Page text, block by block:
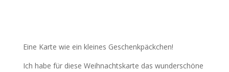
Eine Karte wie ein kleines Geschenkpäckchen!
Ich habe für diese Weihnachtskarte das wunderschöne